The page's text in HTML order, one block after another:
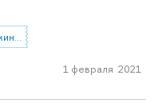
Высшая школа юриспруденции и администрирования
1 февраля 2021